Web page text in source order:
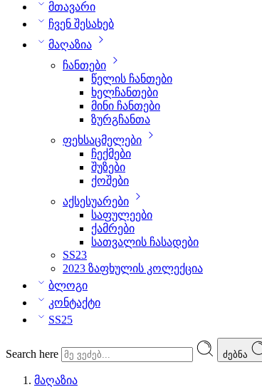
მთავარი
ჩვენ შესახებ
მაღაზია
ჩანთები
წელის ჩანთები
ხელჩანთები
მინი ჩანთები
ზურგჩანთა
ფეხსაცმელები
ჩექმები
შუზები
ქოშები
აქსესუარები
საფულეები
ქამრები
სათვალის ჩასადები
SS23
2023 ზაფხულის კოლექცია
ბლოგი
კონტაქტი
SS25
Search here ძებნა
მაღაზია